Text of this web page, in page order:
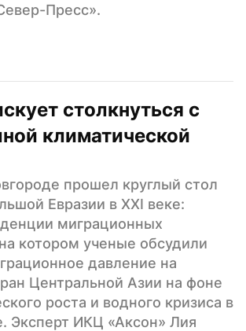
Пресс».
столкнуться с
климатической
прошел круглый стол
Евразии в XXI веке:
миграционных
котором ученые обсудили
давление на
Центральной Азии на фоне
роста и водного кризиса в
Эксперт ИКЦ «Аксон» Лия